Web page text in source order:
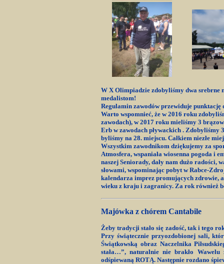
W X Olimpiadzie zdobyliśmy dwa srebrne
medalistom!
Regulamin zawodów przewiduje punktację
Warto wspomnieć, że w 2016 roku
zawodach), w 2017 roku mieliśmy 3
Erb w zawodach pływackich .
byliśmy na 28. miejscu. Całkiem niezłe
Wszystkim zawodnikom dziękujemy za
Atmosfera, wspaniała wiosenna pogoda i
naszej Seniorady, dały nam dużo radości,
słowami, wspominając pobyt w Rabce-
kalendarza imprez promujących zdrowie,
wieku z kraju i zagranicy. Za rok również
Majówka z chórem Cantabile
Żeby tradycji stało się zadość, tak i tego
Przy świątecznie przyozdobionej sali,
Świątkowską obraz Naczelnika
stała…”, naturalnie nie brakło Wawelu
odśpiewaną ROTĄ. Następnie rozdano